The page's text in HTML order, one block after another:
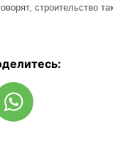
строительство